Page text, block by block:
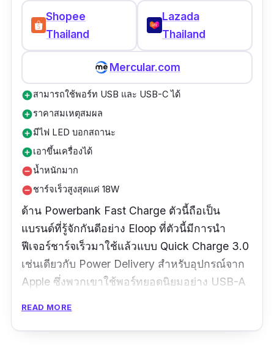
Shopee
Thailand
Lazada
Thailand
Mercular.com
add_circleสามารถใช้พอร์ท USB และ USB-C ได้
add_circleราคาสมเหตุสมผล
add_circleมีไฟ LED บอกสถานะ
add_circleเอาขึ้นเครื่องได้
remove_circleน้ำหนักมาก
remove_circleชาร์จเร็วสูงสุดแค่ 18W
ด้าน Powerbank Fast Charge ตัวนี้ถือเป็น
แบรนด์ที่รู้จักกันดีอย่าง Eloop ที่ตัวนี้มีการนำ
ฟีเจอร์ชาร์จเร็วมาใช้แล้วแบบ Quick Charge 3.0
เช่นเดียวกับ Power Delivery สำหรับอุปกรณ์จาก
Apple ซึ่งพวกเขาใช้พอร์ทยอดนิยมอย่าง USB-A
Micro USB, USB-C หรือเสียบเข้ากับอุปกรณ์จ่าย
READ MORE